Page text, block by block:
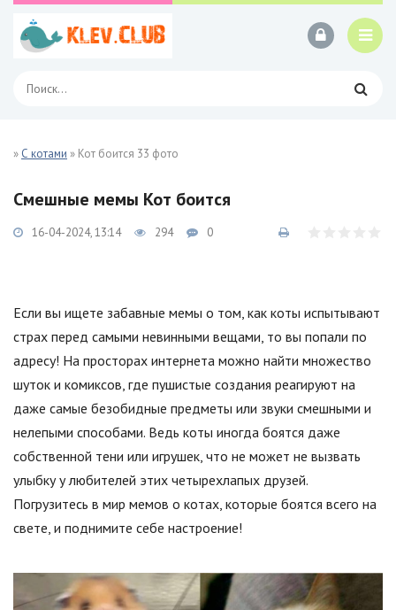
» С котами » Кот боится 33 фото
Смешные мемы Кот боится
16-04-2024, 13:14 294 0
Если вы ищете забавные мемы о том, как коты испытывают
страх перед самыми невинными вещами, то вы попали по
адресу! На просторах интернета можно найти множество
шуток и комиксов, где пушистые создания реагируют на
даже самые безобидные предметы или звуки смешными и
нелепыми способами. Ведь коты иногда боятся даже
собственной тени или игрушек, что не может не вызвать
улыбку у любителей этих четырехлапых друзей.
Погрузитесь в мир мемов о котах, которые боятся всего на
свете, и поднимите себе настроение!